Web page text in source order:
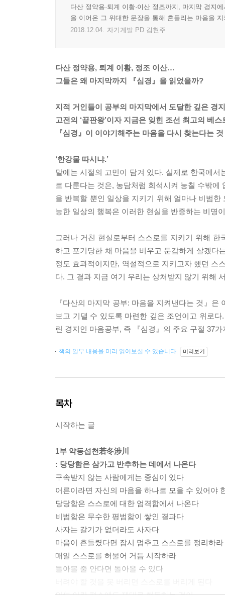
다산 정약용·퇴계 이황·이산 정조까지, 마지막 경지
을 이어온 그 위대한 문장을 통해 흔들리는 마음을
2018.12.04. 자기계발 PD 김현주
다산 정약용, 퇴계 이황, 정조 이산…
그들은 왜 마지막까지 『심경』을 읽었을까?
지적 거인들이 공부의 마지막에서 도달한 깊은 경
고전의 ‘끝판왕’이자 지금은 잊힌 조선 최고의 베스
『심경』이 이야기해주는 마음을 다시 찾는다는 것
‘한강물 따시냐.’
말에는 시절의 고민이 담겨 있다. 실제로 한국에
로 다룬다는 것은, 농담처럼 희석시켜 눙칠 수밖
을 반복할 뿐인 일상을 지키기 위해 얼마나 비범한
능한 일상의 행복은 이러한 현실을 반증하는 비명
그러나 거친 현실로부터 스스로를 지키기 위해
하고 포기당한 채 마음을 비우고 둔감하게 살겠다
정도 효과적이지만, 역설적으로 지키고자 했던 스
다. 그 결과 지금 여기 우리는 상처받지 않기 위해
『다산의 마지막 공부: 마음을 지켜낸다는 것』
보고 기댈 수 있도록 마련한 깊은 조언이고 위로
린 경지인 마음공부, 즉 『심경』의 주요 구절 37
책의 일부 내용을 미리 읽어보실 수 있습니다. 미리보기
목차
시작하는 글
1부 약동섭천若冬涉川
: 당당함은 삼가고 반추하는 데에서 나온다
구속받지 않는 사람에게는 중심이 있다
어른이라면 자신의 마음을 하나로 모을 수 있어야
당당함은 스스로에 대한 엄격함에서 나온다
비범함은 무수한 평범함이 쌓인 결과다
사자는 갈기가 없더라도 사자다
마음이 흔들렸다면 잠시 멈추고 스스로를 정리하라
매일 스스로를 허물어 거듭 시작하라
돌아볼 줄 안다면 돌아올 수 있다
인仁 이란 평소에도 제대로 행동하는 것이